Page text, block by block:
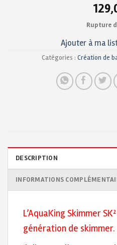
Rupture
Ajouter à ma
Catégories : Création de
DESCRIPTION
INFORMATIONS
L’AquaKing Skimmer
génération de skimmer.